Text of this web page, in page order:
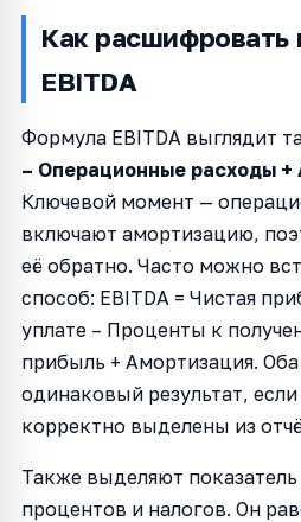
Как расшифровать
EBITDA
Формула EBITDA выглядит
– Операционные расходы +
Ключевой момент —
включают амортизацию,
её обратно. Часто можно
способ: EBITDA = Чистая
уплате – Проценты к
прибыль + Амортизация.
одинаковый результат,
корректно выделены из
Также выделяют
процентов и налогов. Он